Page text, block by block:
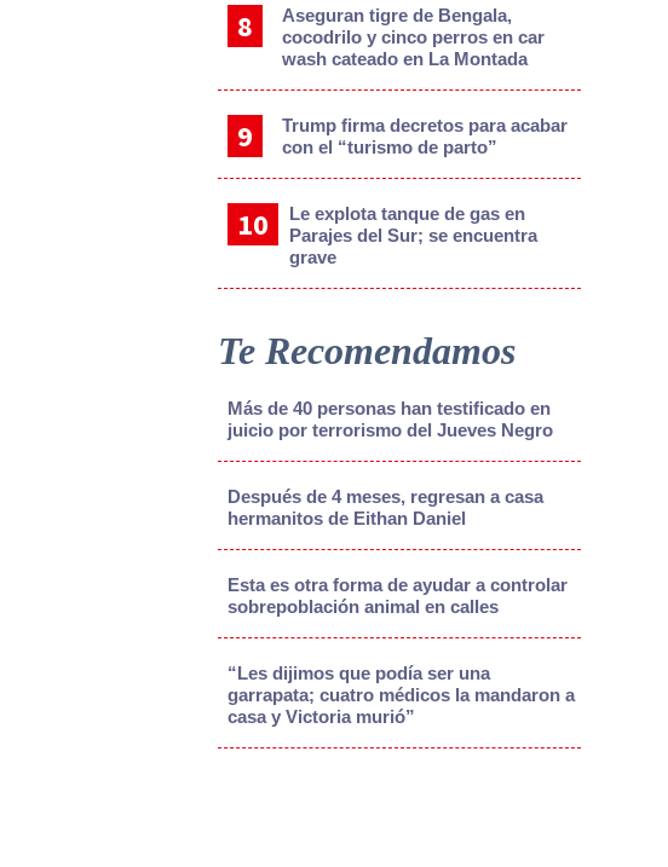
Aseguran tigre de Bengala,
cocodrilo y cinco perros en car
wash cateado en La Montada
Trump firma decretos para acabar
con el “turismo de parto”
Le explota tanque de gas en
Parajes del Sur; se encuentra
grave
Te Recomendamos
Más de 40 personas han testificado en
juicio por terrorismo del Jueves Negro
Después de 4 meses, regresan a casa
hermanitos de Eithan Daniel
Esta es otra forma de ayudar a controlar
sobrepoblación animal en calles
“Les dijimos que podía ser una
garrapata; cuatro médicos la mandaron a
casa y Victoria murió”